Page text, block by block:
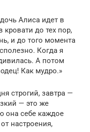
Алиса идет в
до тех пор,
и до того момента
Когда я
А потом
Как мудро.»
строгий, завтра —
— это же
она себе каждое
настроения,